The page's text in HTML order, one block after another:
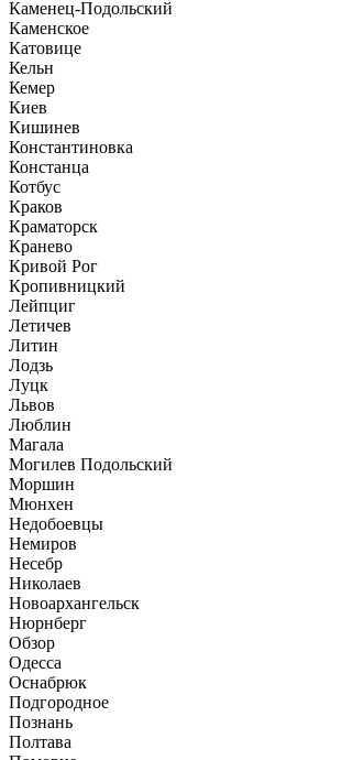
Каменец-Подольский
Каменское
Катовице
Кельн
Кемер
Киев
Кишинев
Константиновка
Констанца
Котбус
Краков
Краматорск
Кранево
Кривой Рог
Кропивницкий
Лейпциг
Летичев
Литин
Лодзь
Луцк
Львов
Люблин
Магала
Могилев Подольский
Моршин
Мюнхен
Недобоевцы
Немиров
Несебр
Николаев
Новоархангельск
Нюрнберг
Обзор
Одесса
Оснабрюк
Подгородное
Познань
Полтава